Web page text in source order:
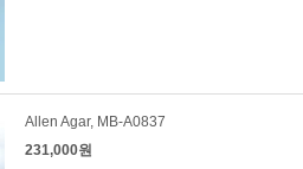
Allen Agar, MB-A0837
231,000원